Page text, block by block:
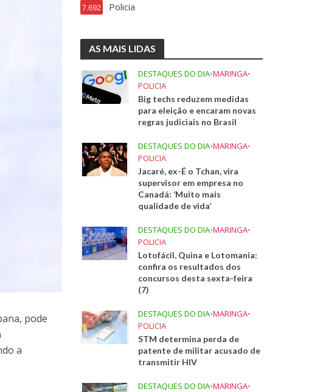
pode
a
Policia
7.692
AS MAIS LIDAS
DESTAQUES DO DIA•MARINGA•
POLICIA
Big techs reduzem medidas
para eleição e encaram novas
regras judiciais no Brasil
DESTAQUES DO DIA•MARINGA•
POLICIA
Jacaré, ex-É o Tchan, vira
supervisor em empresa no
Canadá: ‘Muito mais
qualidade de vida’
DESTAQUES DO DIA•MARINGA•
POLICIA
Lotofácil, Quina e Lotomania:
confira os resultados dos
concursos desta sexta-feira
(7)
DESTAQUES DO DIA•MARINGA•
POLICIA
STM determina perda de
patente de militar acusado de
transmitir HIV
DESTAQUES DO DIA•MARINGA•